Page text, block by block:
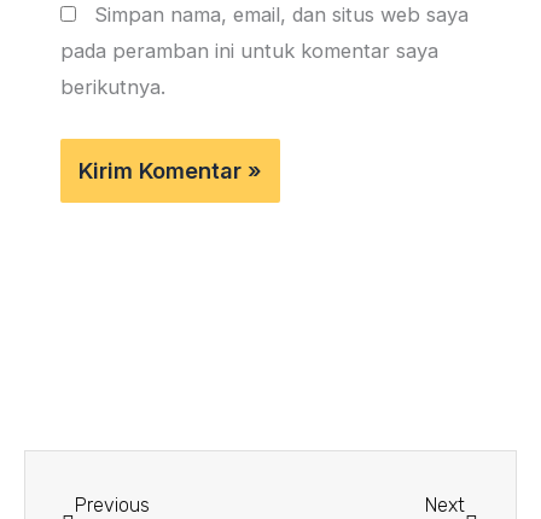
Simpan nama, email, dan situs web saya
pada peramban ini untuk komentar saya
berikutnya.
Previous Next